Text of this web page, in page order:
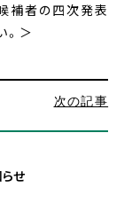
補者の四次発表
。＞
次の記事
せ